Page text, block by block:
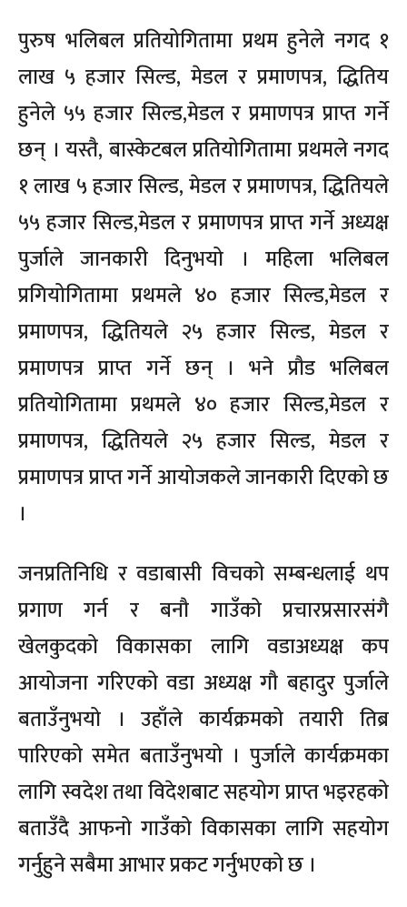
पुरुष भलिबल प्रतियोगितामा प्रथम हुनेले नगद १
लाख ५ हजार सिल्ड, मेडल र प्रमाणपत्र, द्धितिय
हुनेले ५५ हजार सिल्ड,मेडल र प्रमाणपत्र प्राप्त गर्ने
छन् । यस्तै, बास्केटबल प्रतियोगितामा प्रथमले नगद
१ लाख ५ हजार सिल्ड, मेडल र प्रमाणपत्र, द्धितियले
५५ हजार सिल्ड,मेडल र प्रमाणपत्र प्राप्त गर्ने अध्यक्ष
पुर्जाले जानकारी दिनुभयो । महिला भलिबल
प्रगियोगितामा प्रथमले ४० हजार सिल्ड,मेडल र
प्रमाणपत्र, द्धितियले २५ हजार सिल्ड, मेडल र
प्रमाणपत्र प्राप्त गर्ने छन् । भने प्रौड भलिबल
प्रतियोगितामा प्रथमले ४० हजार सिल्ड,मेडल र
प्रमाणपत्र, द्धितियले २५ हजार सिल्ड, मेडल र
प्रमाणपत्र प्राप्त गर्ने आयोजकले जानकारी दिएको छ
।
जनप्रतिनिधि र वडाबासी विचको सम्बन्धलाई थप
प्रगाण गर्न र बनौ गाउँको प्रचारप्रसारसंगै
खेलकुदको विकासका लागि वडाअध्यक्ष कप
आयोजना गरिएको वडा अध्यक्ष गौ बहादुर पुर्जाले
बताउँनुभयो । उहाँले कार्यक्रमको तयारी तिब्र
पारिएको समेत बताउँनुभयो । पुर्जाले कार्यक्रमका
लागि स्वदेश तथा विदेशबाट सहयोग प्राप्त भइरहको
बताउँदै आफनो गाउँको विकासका लागि सहयोग
गर्नुहुने सबैमा आभार प्रकट गर्नुभएको छ ।